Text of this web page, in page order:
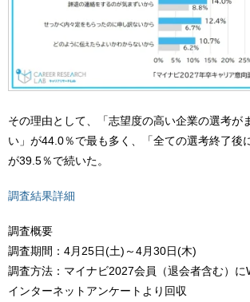
その理由として、「志望度の高い企業の選考が
い」が44.0％で最も多く、「全ての選考終了後
が39.5％で続いた。
調査結果詳細
調査概要
調査期間：4月25日(土)～4月30日(木)
調査方法：マイナビ2027会員（退会者含む）に
インターネットアンケートより回収